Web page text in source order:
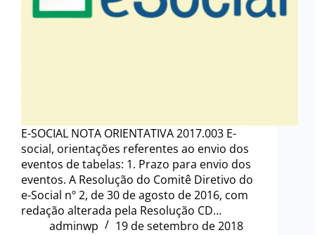
E-SOCIAL NOTA ORIENTATIVA 2017.003 E-
social, orientações referentes ao envio dos
eventos de tabelas: 1. Prazo para envio dos
eventos. A Resolução do Comitê Diretivo do
e-Social nº 2, de 30 de agosto de 2016, com
redação alterada pela Resolução CD…
adminwp
19 de setembro de 2018